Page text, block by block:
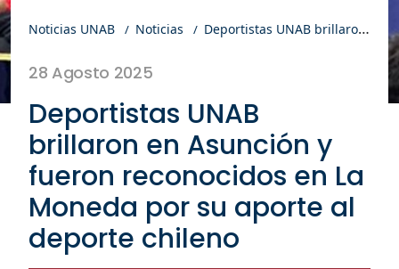
Noticias UNAB Noticias Deportistas UNAB brillaron en Asunción y fueron reconocidos en La Moneda por su aporte al deporte chileno
28 Agosto 2025
Deportistas UNAB
brillaron en Asunción y
fueron reconocidos en La
Moneda por su aporte al
deporte chileno